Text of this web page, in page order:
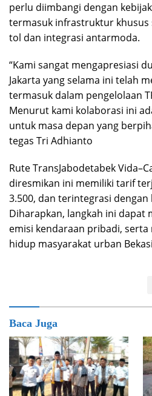
perlu diimbangi dengan
termasuk infrastruktur
tol dan integrasi antarmoda.
“Kami sangat mengapresiasi
Jakarta yang selama ini telah
termasuk dalam pengelolaan
Menurut kami kolaborasi ini
untuk masa depan yang
tegas Tri Adhianto
Rute TransJabodetabek
diresmikan ini memiliki tarif
3.500, dan terintegrasi dengan
Diharapkan, langkah ini dapat
emisi kendaraan pribadi,
hidup masyarakat urban
Baca Juga